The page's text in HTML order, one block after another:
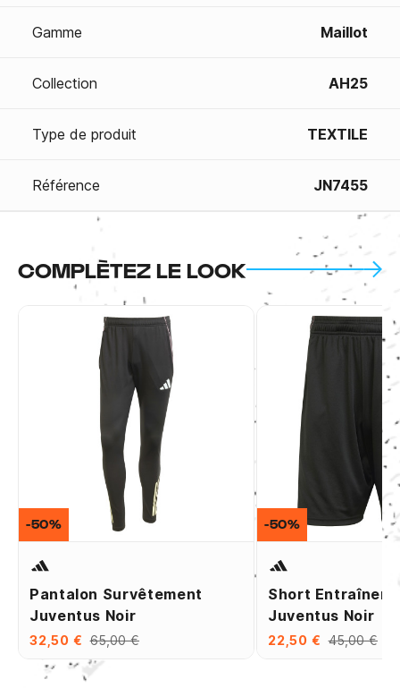
Gamme Maillot
Collection AH25
Type de produit TEXTILE
Référence JN7455
COMPLÈTEZ LE LOOK
Pantalon Survêtement
Juventus Noir
32,50 € 65,00 €
-50%
Short
Juventus Noir
22,50 € 45,00 €
-50%